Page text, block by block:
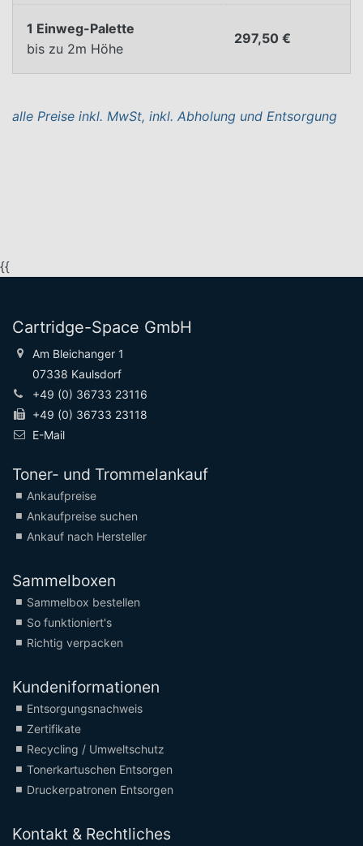
1 Einweg-Palette
bis zu 2m Höhe
297,50 €
alle Preise inkl. MwSt, inkl. Abholung und Entsorgung
{{
Cartridge-Space GmbH
Am Bleichanger 1
07338 Kaulsdorf
+49 (0) 36733 23116
+49 (0) 36733 23118
E-Mail
Toner- und Trommelankauf
Ankaufpreise
Ankaufpreise suchen
Ankauf nach Hersteller
Sammelboxen
Sammelbox bestellen
So funktioniert's
Richtig verpacken
Kundeniformationen
Entsorgungsnachweis
Zertifikate
Recycling / Umweltschutz
Tonerkartuschen Entsorgen
Druckerpatronen Entsorgen
Kontakt & Rechtliches